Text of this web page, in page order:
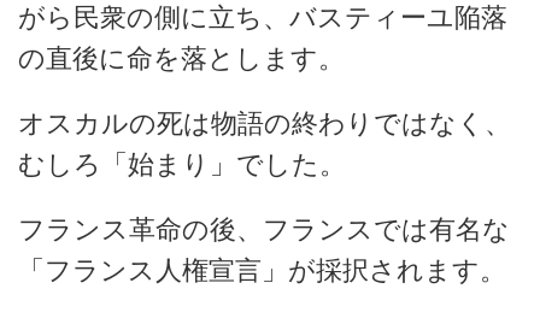
がら民衆の側に立ち、バスティーユ陥落
の直後に命を落とします。
オスカルの死は物語の終わりではなく、
むしろ「始まり」でした。
フランス革命の後、フランスでは有名な
「フランス人権宣言」が採択されます。